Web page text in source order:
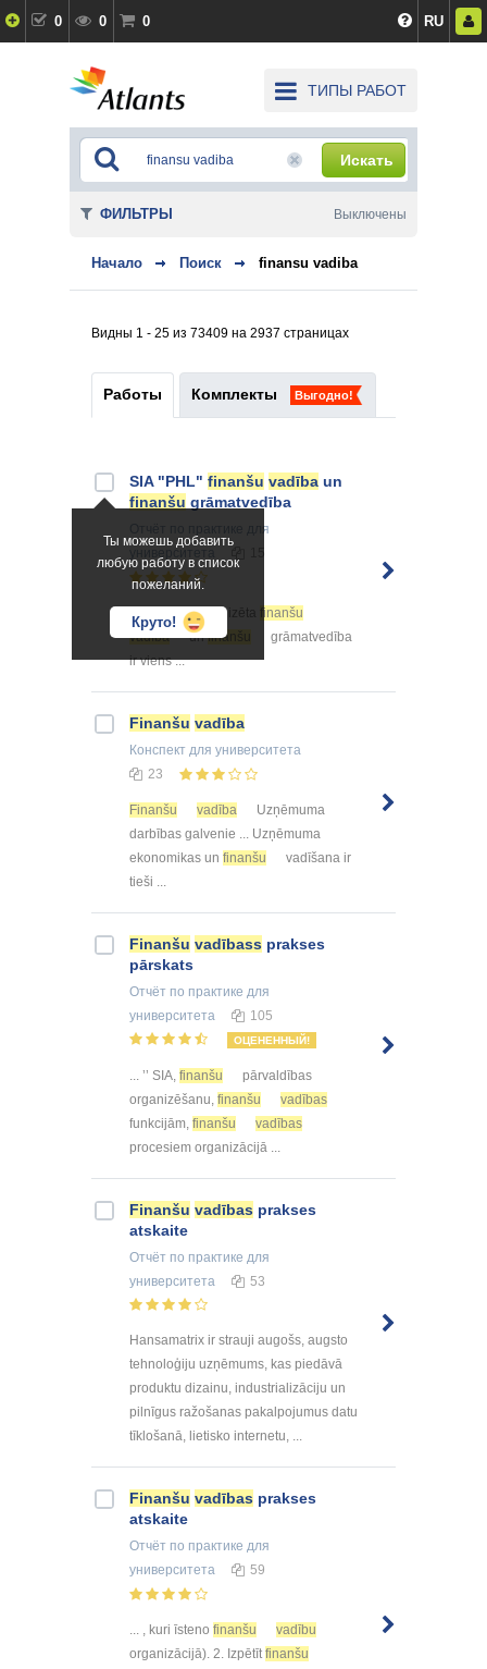
0 0 0 RU
ТИПЫ РАБОТ
Искать
Начало Поиск finansu vadiba
Видны 1 - 25 из 73409 на 2937 страницах
Работы Комплекты Выгодно!
Ты можешь добавить
любую работу в список
пожеланий.
Круто!
SIA "PHL" finanšu vadība un
finanšu grāmatvedība
для
... . Pareizi organizēta finanšu
vadība
unfinanšu
grāmatvedība
ir viens ...
Finanšu vadība
Конспект для университета
23
Finanšu vadība
Uzņēmuma
darbības galvenie ... Uzņēmuma
ekonomikas un finanšu
vadīšana ir
tieši ...
Finanšu vadībass prakses
pārskats
Отчёт по практике для
университета
105
ОЦЕНЕННЫЙ!
... ’’ SIA, finanšu
pārvaldības
organizēšanu, finanšu
vadības
funkcijām, finanšu
vadības
procesiem organizācijā ...
Finanšu vadības prakses
atskaite
Отчёт по практике для
университета
53
Hansamatrix ir strauji augošs, augsto
tehnoloģiju uzņēmums, kas piedāvā
produktu dizainu, industrializāciju un
pilnīgus ražošanas pakalpojumus datu
tīklošanā, lietisko internetu, ...
Finanšu vadības prakses
atskaite
Отчёт по практике для
университета
59
... , kuri īsteno finanšu
vadību
organizācijā). 2. Izpētītfinanšu
ФИЛЬТРЫ Выключены